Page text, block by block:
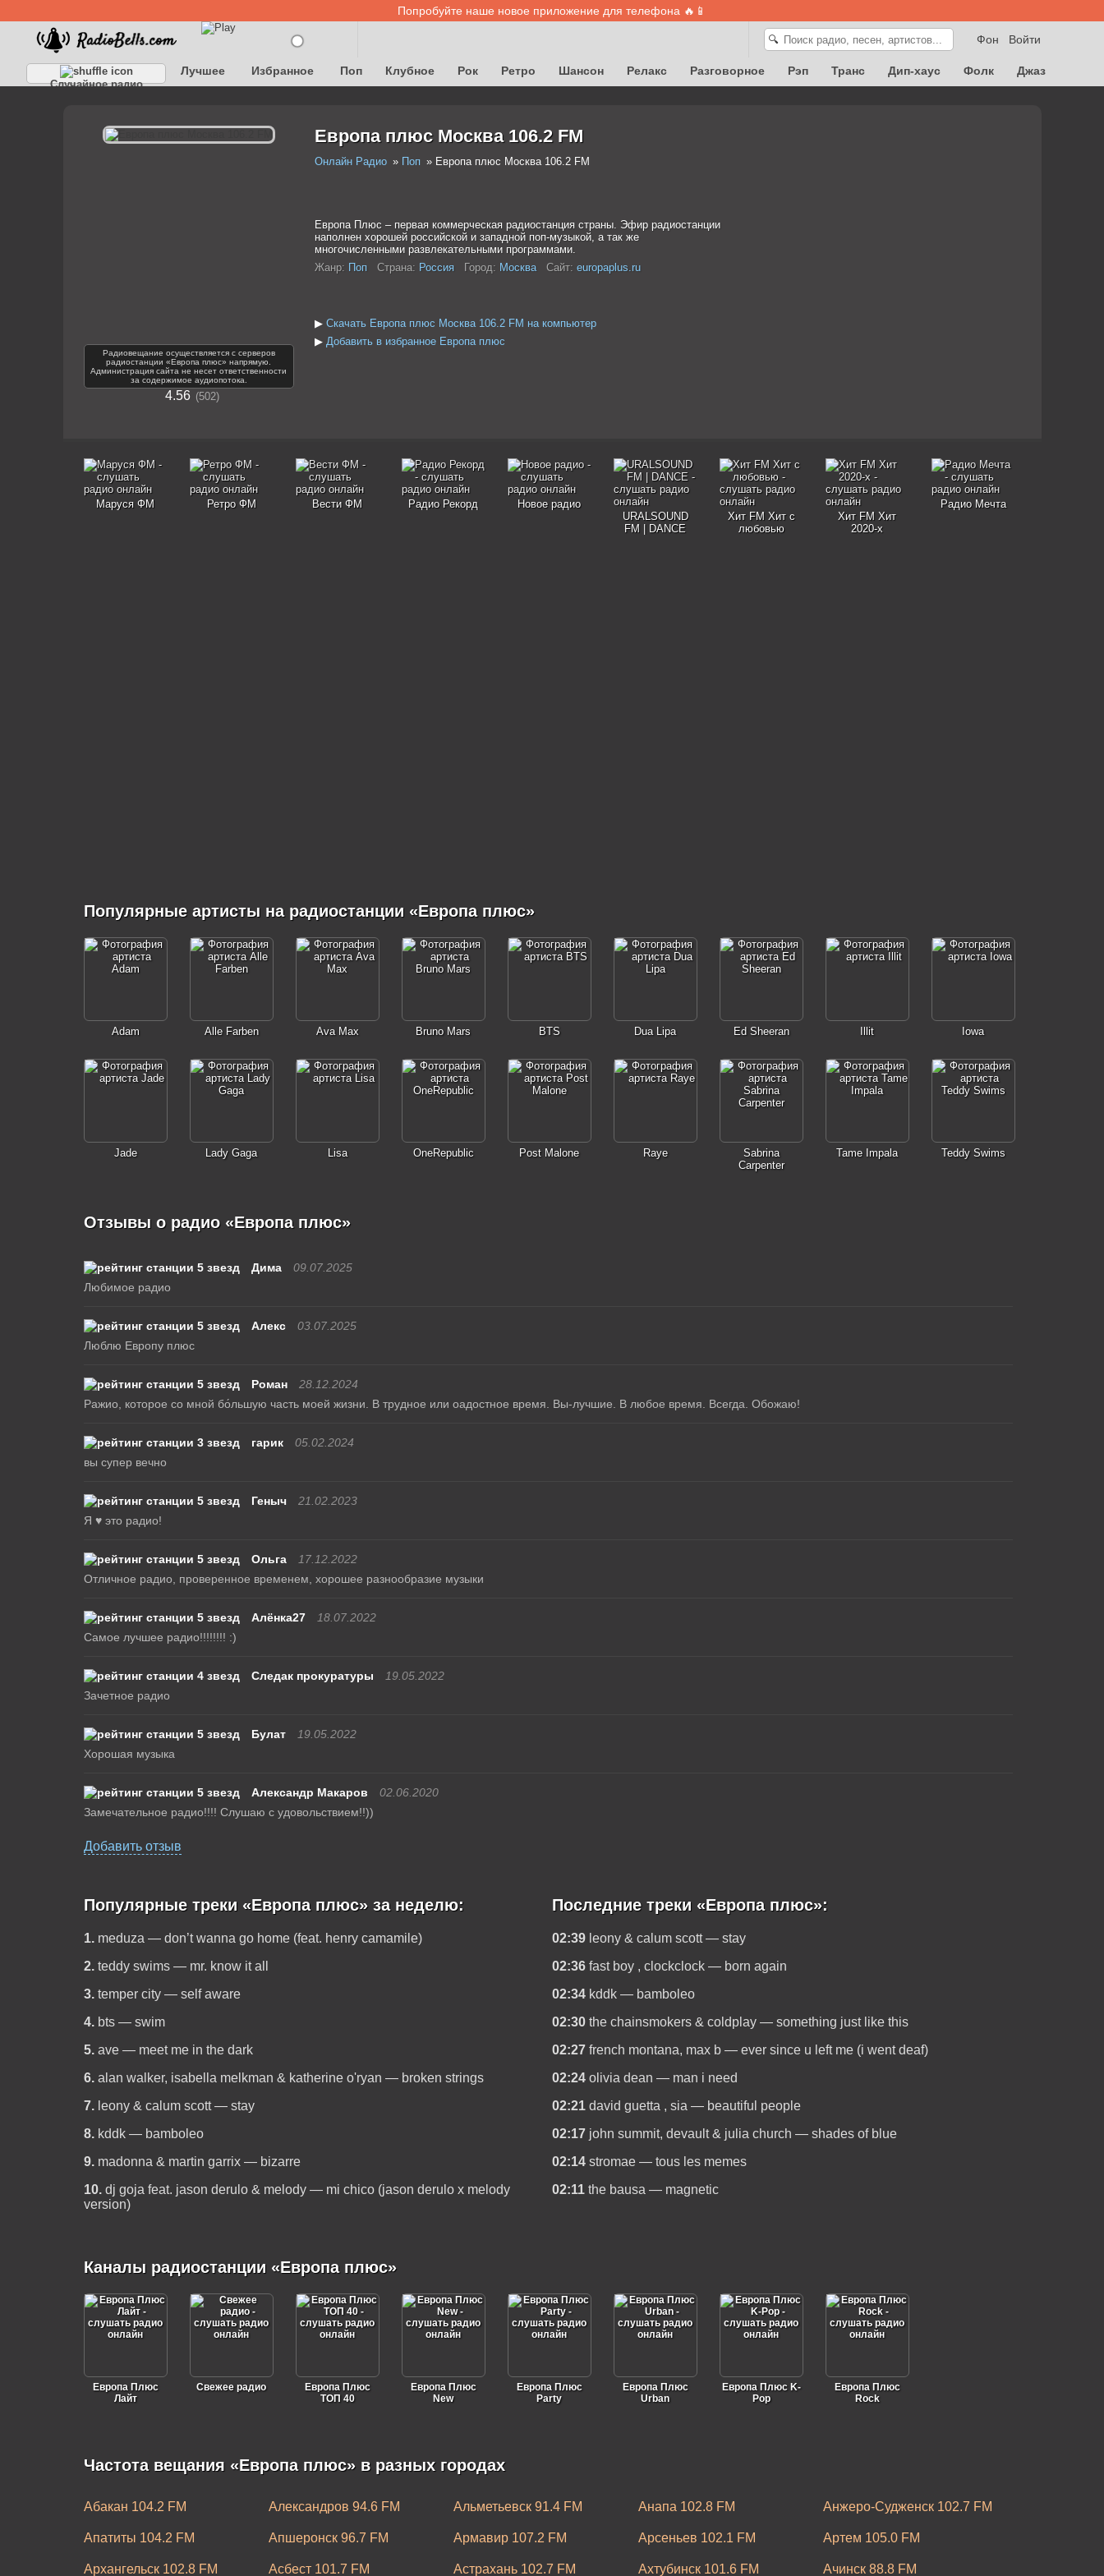
Попробуйте наше новое приложение для телефона 🔥📱
Войти
Фон
🔍
Случайное радио
Лучшее Избранное Поп Клубное Рок Ретро Шансон Релакс Разговорное Рэп Транс Дип-хаус Фолк
Джаз
Радиовещание осуществляется с серверов
радиостанции «Европа плюс» напрямую.
Администрация сайта не несет ответственности
за содержимое аудиопотока.
4.56 502
Европа плюс Москва 106.2 FM
Онлайн Радио Поп Европа плюс Москва 106.2 FM
Европа Плюс – первая коммерческая радиостанция страны. Эфир радиостанции
наполнен хорошей российской и западной поп-музыкой, а так же
многочисленными развлекательными программами.
Жанр: Поп Страна: Россия Город: Москва Сайт: europaplus.ru
▶ Скачать Европа плюс Москва 106.2 FM на компьютер
▶ Добавить в избранное Европа плюс
Маруся ФМ Ретро ФМ Вести ФМ Радио Рекорд
Новое радио
URALSOUND
FM | DANCE
Хит FM Хит с
любовью
Хит FM Хит
2020-х
Радио Мечта
Популярные артисты на радиостанции «Европа плюс»
Adam Alle Farben Ava Max Bruno Mars BTS Dua Lipa Ed Sheeran Illit Iowa
Jade Lady Gaga Lisa OneRepublic Post Malone Raye
Sabrina
Carpenter
Tame Impala Teddy Swims
Отзывы о радио «Европа плюс»
Дима
09.07.2025
Любимое радио
Алекс
03.07.2025
Люблю Европу плюс
Роман
28.12.2024
Ражио, которое со мной бо́льшую часть моей жизни. В трудное или оадостное время. Вы-лучшие. В любое время. Всегда. Обожаю!
гарик
05.02.2024
вы супер вечно
Геныч
21.02.2023
Я ♥ это радио!
Ольга
17.12.2022
Отличное радио, проверенное временем, хорошее разнообразие музыки
Алёнка27
18.07.2022
Самое лучшее радио!!!!!!!! :)
Следак прокуратуры
19.05.2022
Зачетное радио
Булат
19.05.2022
Хорошая музыка
Александр Макаров
02.06.2020
Замечательное радио!!!! Слушаю с удовольствием!!))
Добавить отзыв
Популярные треки «Европа плюс» за неделю:
1. meduza — don’t wanna go home (feat. henry camamile)
2. teddy swims — mr. know it all
3. temper city — self aware
4. bts — swim
5. ave — meet me in the dark
6. alan walker, isabella melkman & katherine o'ryan — broken strings
7. leony & calum scott — stay
8. kddk — bamboleo
9. madonna & martin garrix — bizarre
10. dj goja feat. jason derulo & melody — mi chico (jason derulo x melody
version)
Последние треки «Европа плюс»:
02:39 leony & calum scott — stay
02:36 fast boy , clockclock — born again
02:34 kddk — bamboleo
02:30 the chainsmokers & coldplay — something just like this
02:27 french montana, max b — ever since u left me (i went deaf)
02:24 olivia dean — man i need
02:21 david guetta , sia — beautiful people
02:17 john summit, devault & julia church — shades of blue
02:14 stromae — tous les memes
02:11 the bausa — magnetic
Каналы радиостанции «Европа плюс»
Европа Плюс
Лайт
Свежее радио
Европа Плюс
ТОП 40
Европа Плюс
New
Европа Плюс
Party
Европа Плюс
Urban
Европа Плюс K-
Pop
Европа Плюс
Rock
Частота вещания «Европа плюс» в разных городах
Абакан 104.2 FM Александров 94.6 FM Альметьевск 91.4 FM Анапа 102.8 FM Анжеро-Судженск 102.7 FM
Апатиты 104.2 FM Апшеронск 96.7 FM Армавир 107.2 FM Арсеньев 102.1 FM Артем 105.0 FM
Архангельск 102.8 FM Асбест 101.7 FM Астрахань 102.7 FM Ахтубинск 101.6 FM Ачинск 88.8 FM